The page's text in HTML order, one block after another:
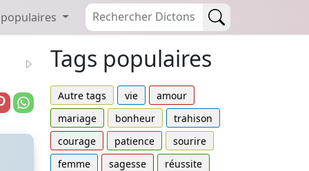
Tags populaires
Autre tags vie
amour
mariage
bonheur
trahison
courage
patience
sourire
femme
sagesse
réussite